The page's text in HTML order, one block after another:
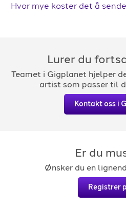
Hvor mye koster det å
Lurer du
Teamet i Gigplanet hjelper
artist som passer til
Kontakt oss i
Er du
Ønsker du en
Registrer